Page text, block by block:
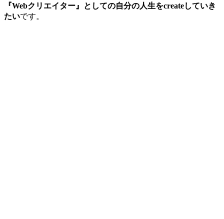
『Webクリエイター』としての自分の人生をcreateしていき
たいです。